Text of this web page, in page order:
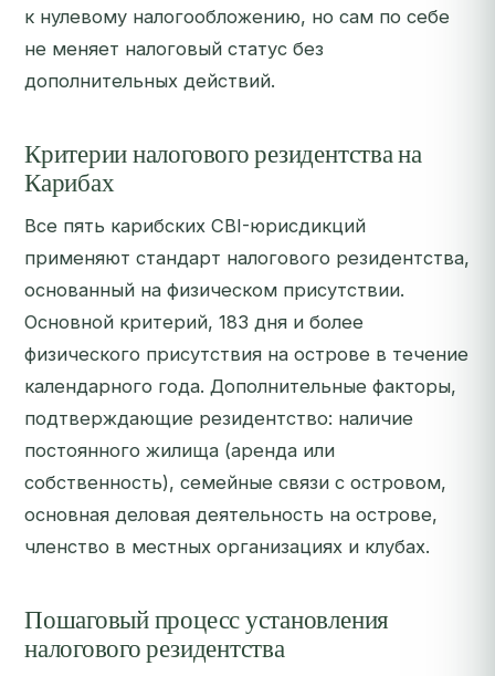
к нулевому налогообложению, но сам по себе
не меняет налоговый статус без
дополнительных действий.
Критерии налогового резидентства на
Карибах
Все пять карибских CBI-юрисдикций
применяют стандарт налогового резидентства,
основанный на физическом присутствии.
Основной критерий, 183 дня и более
физического присутствия на острове в течение
календарного года. Дополнительные факторы,
подтверждающие резидентство: наличие
постоянного жилища (аренда или
собственность), семейные связи с островом,
основная деловая деятельность на острове,
членство в местных организациях и клубах.
Пошаговый процесс установления
налогового резидентства